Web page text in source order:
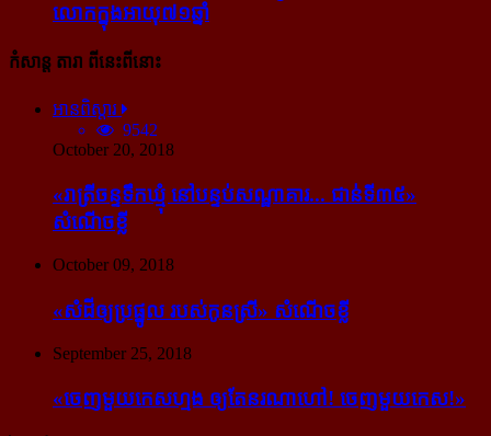
លោក​ក្នុង​អាយុ​៧១ឆ្នាំ
កំសាន្ដ តារា ពីនេះពីនោះ
អានពិស្ដារ
9542
October 20, 2018
«រាត្រីចន្ទទឹកឃ្មុំ នៅបន្ទប់សណ្ឋាគារ... ជាន់ទី៣៥»
សំណើចខ្លី
October 09, 2018
«សំដី​ឲ្យ​ប្រផ្នូល របស់​កូនស្រី» សំណើចខ្លី
September 25, 2018
«ចេញ​មួយ​កេស​ហ្មង ឲ្យ​តែ​នរណា​ហៅ! ចេញ​មួយ​កេស!»